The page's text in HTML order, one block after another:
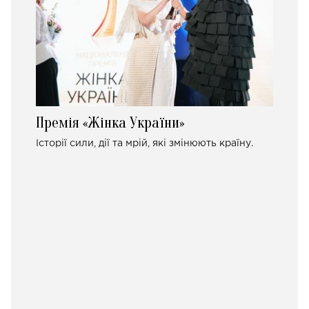
Премія «Жінка України»
Історії сили, дії та мрій, які змінюють країну.